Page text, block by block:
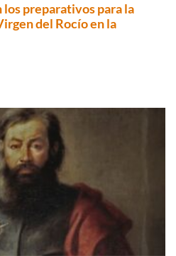
preparativos para la
del Rocío en la